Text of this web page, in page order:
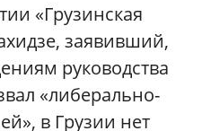
«Грузинская
заявивший,
руководства
«либерально-
в Грузии нет